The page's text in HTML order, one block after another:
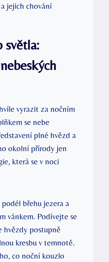
jejich chování
světla:
vyrazit za nočním
se nebe
plné hvězd a
okolní přírody jen
která se v noci
břehu jezera a
vánkem. Podívejte se
hvězdy postupně
kresbu v temnotě.
co noční kouzlo